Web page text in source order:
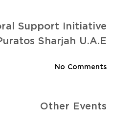
Support Initiative
Sharjah U.A.E.
No Comments
Other Events